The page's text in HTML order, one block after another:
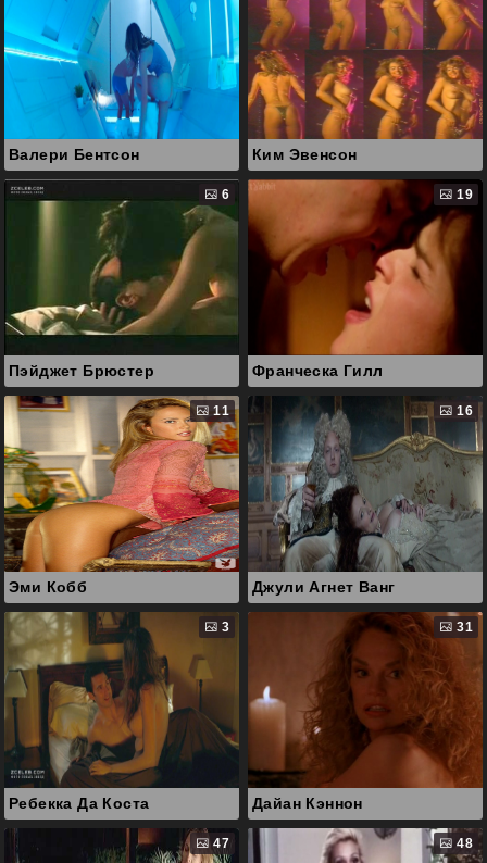
Валери Бентсон Ким Эвенсон
6
Пэйджет Брюстер
19
Франческа Гилл
11
Эми Кобб
16
Джули Агнет Ванг
3
Ребекка Да Коста
31
Дайан Кэннон
47 48